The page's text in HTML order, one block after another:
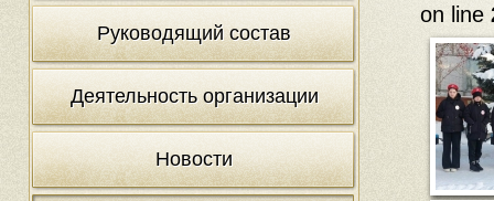
Руководящий состав
Деятельность организации
Новости
on line